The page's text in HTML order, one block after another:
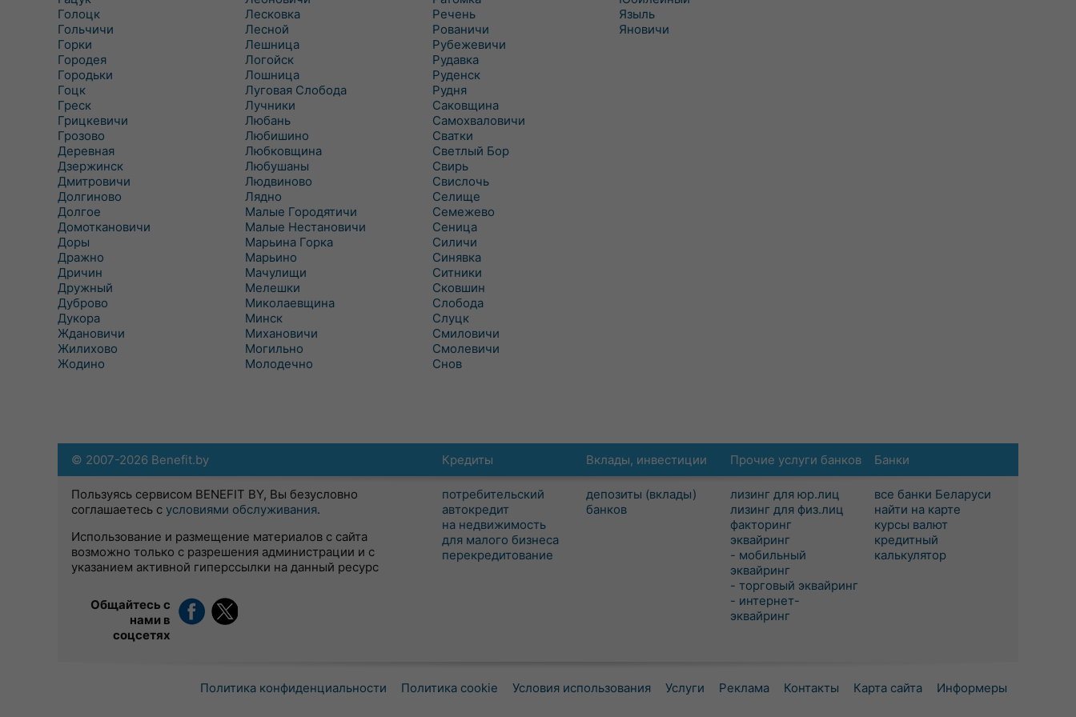
Голоцк
Гольчичи
Горки
Городея
Городьки
Гоцк
Греск
Грицкевичи
Грозово
Деревная
Дзержинск
Дмитровичи
Долгиново
Долгое
Домоткановичи
Доры
Дражно
Дричин
Дружный
Дуброво
Дукора
Ждановичи
Жилихово
Жодино
Лесковка
Лесной
Лешница
Логойск
Лошница
Луговая Слобода
Лучники
Любань
Любишино
Любковщина
Любушаны
Людвиново
Лядно
Малые Городятичи
Малые Нестановичи
Марьина Горка
Марьино
Мачулищи
Мелешки
Миколаевщина
Минск
Михановичи
Могильно
Молодечно
Речень
Рованичи
Рубежевичи
Рудавка
Руденск
Рудня
Саковщина
Самохваловичи
Сватки
Светлый Бор
Свирь
Свислочь
Селище
Семежево
Сеница
Силичи
Синявка
Ситники
Сковшин
Слобода
Слуцк
Смиловичи
Смолевичи
Снов
Языль
Яновичи
Кредиты
потребительский
автокредит
на недвижимость
для малого бизнеса
перекредитование
Вклады, инвестиции
депозиты (вклады)
банков
Прочие услуги банков
лизинг для юр.лиц
лизинг для физ.лиц
факторинг
эквайринг
- мобильный
эквайринг
- торговый эквайринг
- интернет-
эквайринг
Банки
все банки Беларуси
найти на карте
курсы валют
кредитный
калькулятор
© 2007-2026 Benefit.by
Пользуясь сервисом BENEFIT BY, Вы безусловно
соглашаетесь с условиями обслуживания.
Использование и размещение материалов с сайта
возможно только с разрешения администрации и с
указанием активной гиперссылки на данный ресурс
Общайтесь с
нами в
соцсетях
Политика конфиденциальности Политика cookie Условия использования Услуги Реклама Контакты Карта сайта Информеры